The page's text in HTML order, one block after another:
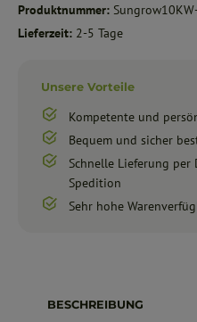
Produktnummer:
Lieferzeit: 2-5 Tage
Unsere Vorteile
Kompetente und
Bequem und sicher
Schnelle Lieferung per
Spedition
Sehr hohe
BESCHREIBUNG